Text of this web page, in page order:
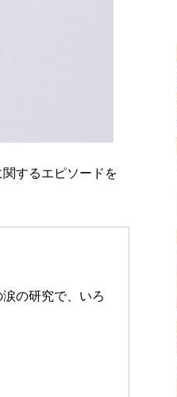
するエピソードを
の研究で、いろ